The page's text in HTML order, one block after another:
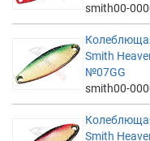
smith00-
Smith
№07GG
smith00-
Smith